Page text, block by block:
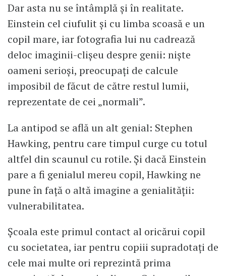
Dar asta nu se întâmplă și în realitate.
Einstein cel ciufulit și cu limba scoasă e un
copil mare, iar fotografia lui nu cadrează
deloc imaginii-clișeu despre genii: niște
oameni serioși, preocupați de calcule
imposibil de făcut de către restul lumii,
reprezentate de cei „normali”.
La antipod se află un alt genial: Stephen
Hawking, pentru care timpul curge cu totul
altfel din scaunul cu rotile. Și dacă Einstein
pare a fi genialul mereu copil, Hawking ne
pune în față o altă imagine a genialității:
vulnerabilitatea.
Școala este primul contact al oricărui copil
cu societatea, iar pentru copiii supradotați de
cele mai multe ori reprezintă prima